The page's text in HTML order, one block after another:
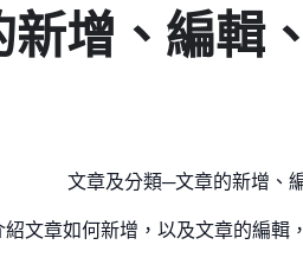
增、編輯
文章及分類─文章的新增、
文章如何新增，以及文章的編輯